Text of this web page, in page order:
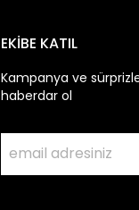
EKİBE KATIL
Kampanya ve
haberdar ol